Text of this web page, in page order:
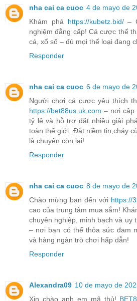
nha cai ca cuoc 4 de mayo de
Khám phá https://kubetz.bid/–
nghiệm đẳng cấp! Cá cược thể
cá, xổ số – đủ mọi thể loại đang
Responder
nha cai ca cuoc 6 de mayo de
Người chơi cá cược yêu thích
https://bet88us.uk.com – nơi cập
tỷ lệ và hỗ trợ đặt nhiều giải
toàn thế giới. Đặt niềm tin,cháy
là chuyện còn lại!
Responder
nha cai ca cuoc 8 de mayo de
Chào mừng bạn đến với https://
cao của trung tâm mua sắm!
chuyên nghiệp, minh bạch và uy
– nơi bạn có thể thỏa sức đam
và hàng ngàn trò chơi hấp dẫn!
Responder
Alexandra09 10 de mayo de
Xin chào anh em mã thủ!